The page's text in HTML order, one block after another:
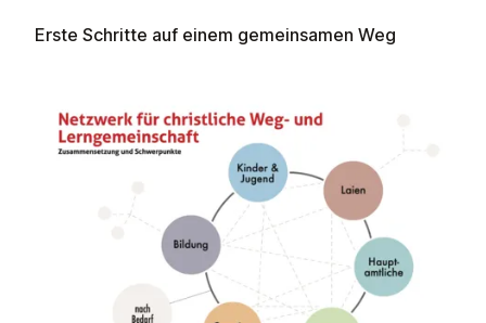
Erste Schritte auf einem gemeinsamen Weg